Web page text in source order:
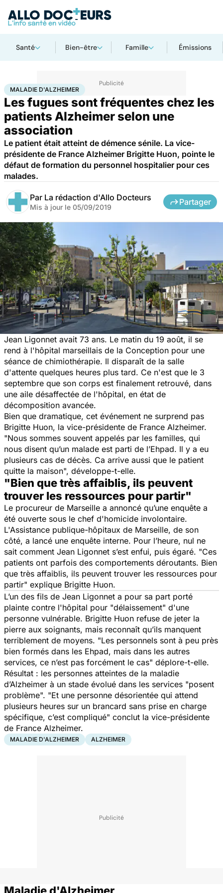
Santé Bien-être Famille Émissions
AccueilSantéMaladiesMaladie d'Alzheimer
MALADIE D'ALZHEIMER
Les fugues sont fréquentes chez les
patients Alzheimer selon une
association
Le patient était atteint de démence sénile. La vice-
présidente de France Alzheimer Brigitte Huon, pointe le
défaut de formation du personnel hospitalier pour ces
malades.
Par La rédaction d'Allo Docteurs
Mis à jour le 05/09/2019
Partager
Jean Ligonnet avait 73 ans. Le matin du 19 août, il se
rend à l'hôpital marseillais de la Conception pour une
séance de chimiothérapie. Il disparaît de la salle
d'attente quelques heures plus tard. Ce n'est que le 3
septembre que son corps est finalement retrouvé, dans
une aile désaffectée de l'hôpital, en état de
décomposition avancée.
Bien que dramatique, cet événement ne surprend pas
Brigitte Huon, la vice-présidente de France Alzheimer.
"Nous sommes souvent appelés par les familles, qui
nous disent qu’un malade est parti de l’Ehpad. Il y a eu
plusieurs cas de décès. Ca arrive aussi que le patient
quitte la maison", développe-t-elle.
"Bien que très affaiblis, ils peuvent
trouver les ressources pour partir"
Le procureur de Marseille a annoncé qu’une enquête a
été ouverte sous le chef d'homicide involontaire.
L'Assistance publique-hôpitaux de Marseille, de son
côté, a lancé une enquête interne. Pour l’heure, nul ne
sait comment Jean Ligonnet s’est enfui, puis égaré. "Ces
patients ont parfois des comportements déroutants. Bien
que très affaiblis, ils peuvent trouver les ressources pour
partir" explique Brigitte Huon.
L’un des fils de Jean Ligonnet a pour sa part porté
plainte contre l'hôpital pour "délaissement" d'une
personne vulnérable. Brigitte Huon refuse de jeter la
pierre aux soignants, mais reconnaît qu’ils manquent
terriblement de moyens. "Les personnels sont à peu près
bien formés dans les Ehpad, mais dans les autres
services, ce n’est pas forcément le cas" déplore-t-elle.
Résultat : les personnes atteintes de la maladie
d’Alzheimer à un stade évolué dans les services "posent
problème". "Et une personne désorientée qui attend
plusieurs heures sur un brancard sans prise en charge
spécifique, c’est compliqué" conclut la vice-présidente
de France Alzheimer.
MALADIE D'ALZHEIMER ALZHEIMER